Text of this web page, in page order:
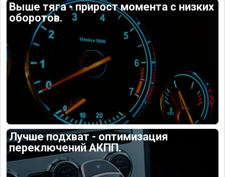
Выше тяга - прирост момента с низких
оборотов.
Лучше подхват - оптимизация
переключений АКПП.